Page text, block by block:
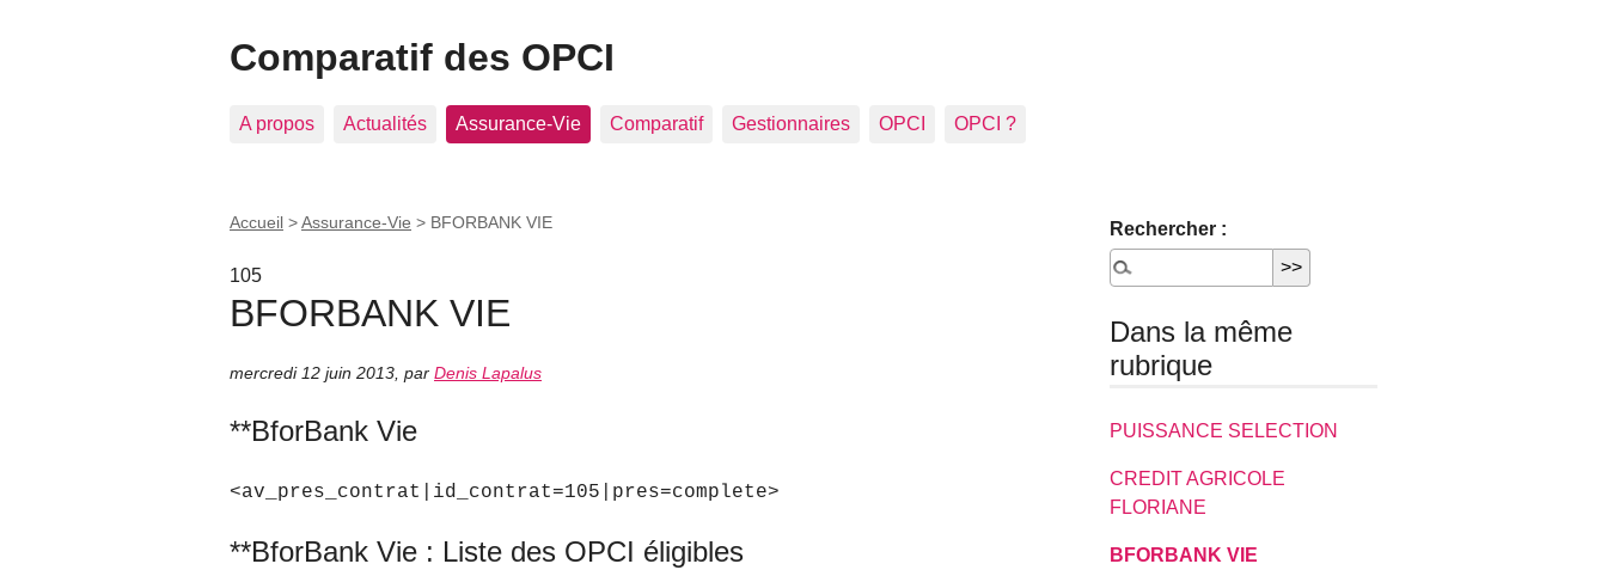
Comparatif des OPCI
A propos Actualités Assurance-Vie Comparatif Gestionnaires OPCI OPCI ?
Accueil >Assurance-Vie > BFORBANK VIE
105
BFORBANK VIE
mercredi 12 juin 2013 par Denis Lapalus
**BforBank Vie
<av_pres_contrat|id_contrat=105|pres=complete>
**BforBank Vie : Liste des OPCI éligibles
Rechercher :
Dans la même
rubrique
PUISSANCE SELECTION
CREDIT AGRICOLE
FLORIANE
BFORBANK VIE